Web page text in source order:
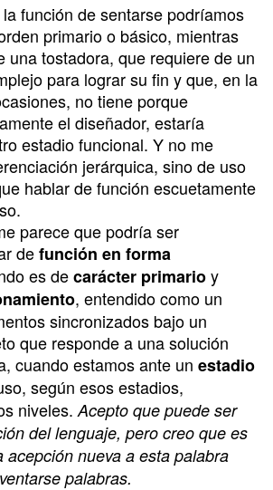
función de sentarse podríamos
primario o básico, mientras
una tostadora, que requiere de un
para lograr su fin y que, en la
no tiene porque
el diseñador, estaría
estadio funcional. Y no me
jerárquica, sino de uso
hablar de función escuetamente
parece que podría ser
defunción en forma
es decarácter primarioy
, entendido como un
sincronizados bajo un
que responde a una solución
cuando estamos ante un estadio
según esos estadios,
niveles. Acepto que puede ser
del lenguaje, pero creo que es
acepción nueva a esta palabra
palabras.